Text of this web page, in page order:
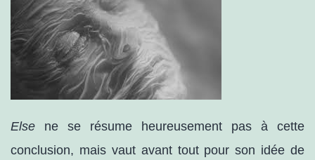
Else ne se résume heureusement pas à cette
conclusion, mais vaut avant tout pour son idée de